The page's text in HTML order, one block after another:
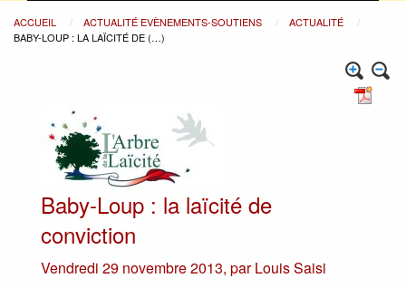
ACCUEIL ACTUALITÉ EVÈNEMENTS-SOUTIENS
ACTUALITÉ
BABY-LOUP : LA LAÏCITÉ DE (…)
Baby-Loup : la laïcité de
conviction
Vendredi 29 novembre 2013, parLouis Saisi